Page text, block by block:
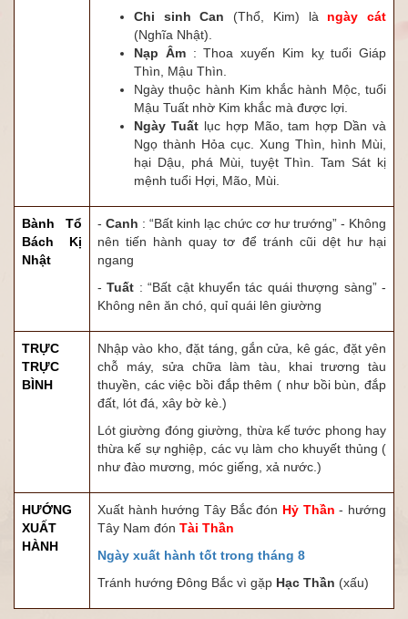
Chi sinh Can (Thổ, Kim) là ngày cát
(Nghĩa Nhật).
Nạp Âm: Thoa xuyến Kim kỵ tuổi Giáp
Thìn, Mậu Thìn.
Ngày thuộc hành Kim khắc hành Mộc, tuổi
Mậu Tuất nhờ Kim khắc mà được lợi.
Ngày Tuấtlục hợp Mão, tam hợp Dần và
Ngọ thành Hỏa cục. Xung Thìn, hình Mùi,
hại Dậu, phá Mùi, tuyệt Thìn. Tam Sát kị
mệnh tuổi Hợi, Mão, Mùi.
Bành Tổ
Bách Kị
Nhật
- Canh : “Bất kinh lạc chức cơ hư trướng” - Không
nên tiến hành quay tơ để tránh cũi dệt hư hại
ngang
-Tuất : “Bất cật khuyển tác quái thượng sàng” -
Không nên ăn chó, quỉ quái lên giường
TRỰC
TRỰC
BÌNH
Nhập vào kho, đặt táng, gắn cửa, kê gác, đặt yên
chỗ máy, sửa chữa làm tàu, khai trương tàu
thuyền, các việc bồi đắp thêm ( như bồi bùn, đắp
đất, lót đá, xây bờ kè.)
Lót giường đóng giường, thừa kế tước phong hay
thừa kế sự nghiệp, các vụ làm cho khuyết thủng (
như đào mương, móc giếng, xả nước.)
HƯỚNG
XUẤT
HÀNH
Xuất hành hướng Tây Bắc đón Hỷ Thần - hướng
Tây Nam đón Tài Thần
Ngày xuất hành tốt trong tháng 8
Tránh hướng Đông Bắc vì gặp Hạc Thần (xấu)